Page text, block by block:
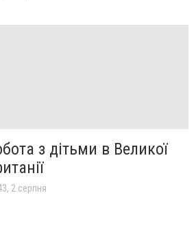
з дітьми в Великої
2 серпня